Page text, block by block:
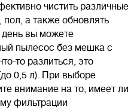
чистить различные
пол, а также обновлять
вы можете
пылесос без мешка с
то разлиться, это
0,5 л). При выборе
внимание на то, имеет ли
фильтрации